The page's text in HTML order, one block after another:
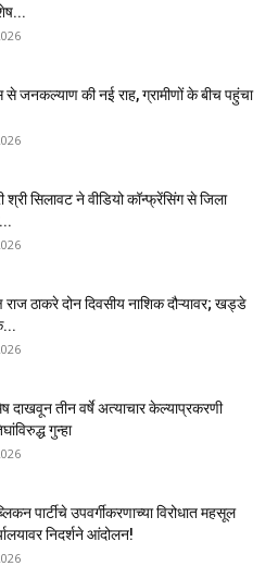
से जनकल्याण की नई राह, ग्रामीणों के बीच पहुंचा
श्री सिलावट ने वीडियो कॉन्फ्रेंसिंग से जिला
ठाकरे दोन दिवसीय नाशिक दौऱ्यावर; खड्डे
दाखवून तीन वर्षे अत्याचार केल्याप्रकरणी
गुन्हा
पार्टीचे उपवर्गीकरणाच्या विरोधात महसूल
निदर्शने आंदोलन!